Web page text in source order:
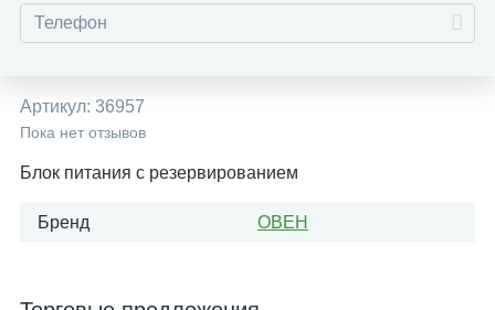
Артикул: 36957
Пока нет отзывов
Блок питания с резервированием
Бренд ОВЕН